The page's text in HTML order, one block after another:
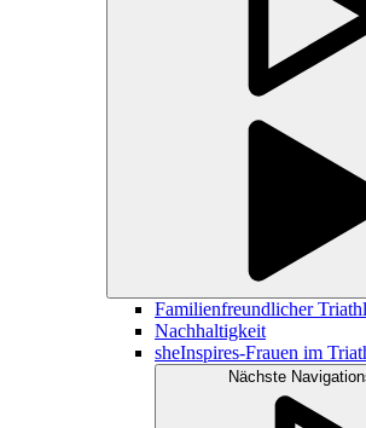
Familienfreundlicher
Nachhaltigkeit
sheInspires-Frauen im
Nächste